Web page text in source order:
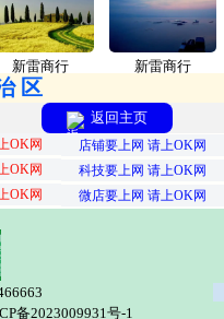
新雷商行 新雷商行
区
返回主页
OK网
店铺要上网 请上OK网
OK网
科技要上网 请上OK网
OK网 微店要上网 请上OK网
备2023009931号-1